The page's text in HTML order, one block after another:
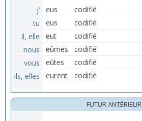
j’ eus
codifié
tu
eus
codifié
il, elle
eut
codifié
nous
eûmes
codifié
vous
eûtes
codifié
ils, elles
eurent codifié
FUTUR ANTÉRIEUR